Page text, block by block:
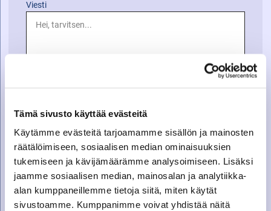
Tämä sivusto käyttää evästeitä
Käytämme evästeitä tarjoamamme sisällön ja mainosten
räätälöimiseen, sosiaalisen median ominaisuuksien
tukemiseen ja kävijämäärämme analysoimiseen. Lisäksi
jaamme sosiaalisen median, mainosalan ja analytiikka-
alan kumppaneillemme tietoja siitä, miten käytät
sivustoamme. Kumppanimme voivat yhdistää näitä
Viesti